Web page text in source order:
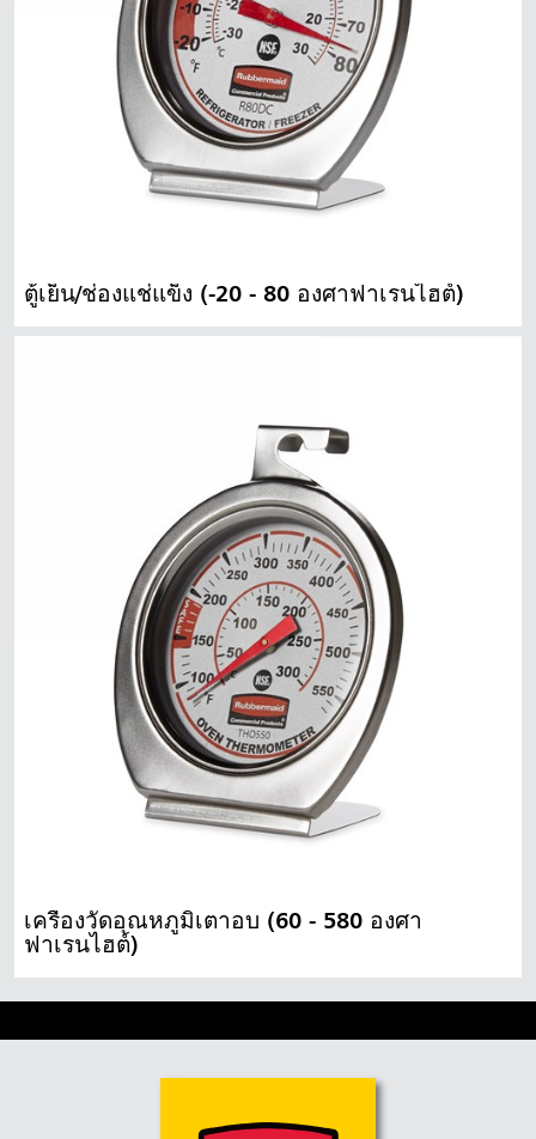
ตู้เย็น/ช่องแช่แข็ง (-20 - 80 องศาฟาเรนไฮต์)
เครื่องวัดอุณหภูมิเตาอบ (60 - 580 องศา
ฟาเรนไฮต์)